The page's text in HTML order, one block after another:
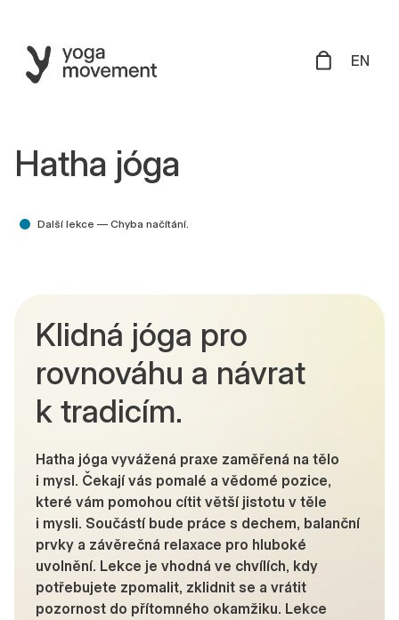
EN
Hatha jóga
Další lekce — Chyba načítání.
Klidná jóga pro
rovnováhu a návrat
k tradicím.
Hatha jóga vyvážená praxe zaměřená na tělo
i mysl. Čekají vás pomalé a vědomé pozice,
které vám pomohou cítit větší jistotu v těle
i mysli. Součástí bude práce s dechem, balanční
prvky a závěrečná relaxace pro hluboké
uvolnění. Lekce je vhodná ve chvílích, kdy
potřebujete zpomalit, zklidnit se a vrátit
pozornost do přítomného okamžiku. Lekce